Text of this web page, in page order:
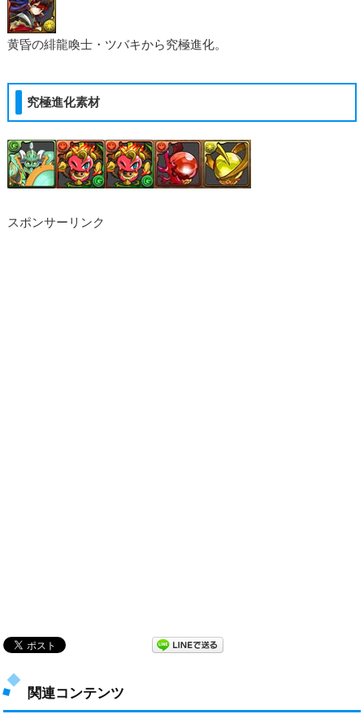
黄昏の緋龍喚士・ツバキから究極進化。
究極進化素材
スポンサーリンク
関連コンテンツ